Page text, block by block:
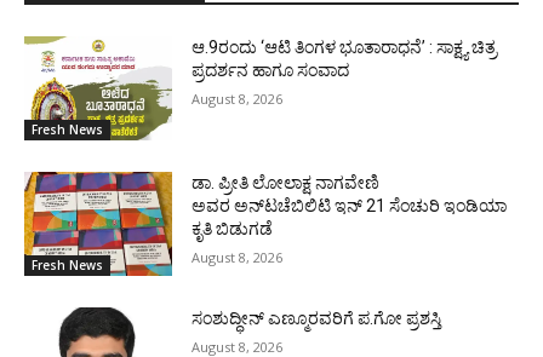
Fresh News
ಆ.9ರಂದು ‘ಆಟಿ ತಿಂಗಳ ಭೂತಾರಾಧನೆ’ : ಸಾಕ್ಷ್ಯ ಚಿತ್ರ
ಪ್ರದರ್ಶನ ಹಾಗೂ ಸಂವಾದ
August 8, 2026
Fresh News
ಡಾ. ಪ್ರೀತಿ ಲೋಲಾಕ್ಷ ನಾಗವೇಣಿ
ಅವರ ಅನ್‌ಟಚೆಬಿಲಿಟಿ ಇನ್ 21 ಸೆಂಚುರಿ ಇಂಡಿಯಾ
ಕೃತಿ ಬಿಡುಗಡೆ
August 8, 2026
ಸಂಶುದ್ಧೀನ್ ಎಣ್ಮೂರವರಿಗೆ ಪ.ಗೋ ಪ್ರಶಸ್ತಿ
August 8, 2026